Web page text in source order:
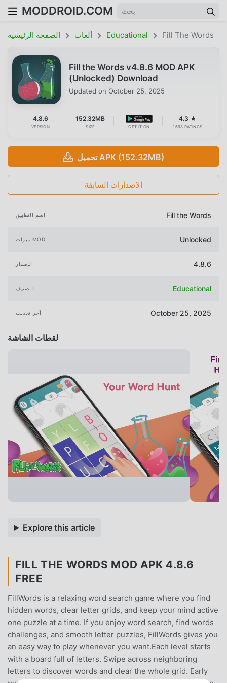
MODDROID.COM
الصفحة الرئيسية ألعاب Educational Fill The Words
Fill the Words v4.8.6 MOD APK
(Unlocked) Download
Updated on October 25, 2025
4.8.6
VERSION
152.32MB
SIZE GET IT ON
4.3 ★
1698 RATINGS
تحميل APK (152.32MB)
الإصدارات السابقة
اسم التطبيق Fill the Words
ميزات MOD Unlocked
الإصدار 4.8.6
التصنيف Educational
آخر تحديث October 25, 2025
لقطات الشاشة
Explore this article
FILL THE WORDS MOD APK 4.8.6
FREE
FillWords is a relaxing word search game where you find
hidden words, clear letter grids, and keep your mind active
one puzzle at a time. If you enjoy word search, find words
challenges, and smooth letter puzzles, FillWords gives you
an easy way to play whenever you want.Each level starts
with a board full of letters. Swipe across neighboring
letters to discover words and clear the whole grid. Early